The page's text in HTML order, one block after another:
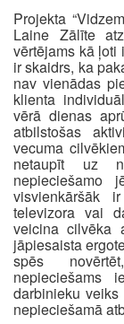
Projekta
Laine Zālīte
vērtējams kā ļoti
ir skaidrs, ka
nav vienādas
klienta
vērā dienas
atbilstošas
vecuma
netaupīt uz
nepieciešamo
visvienkāršāk
televizora vai
veicina cilvēka
jāpiesaista
spēs
nepieciešams
darbinieku
nepieciešamā